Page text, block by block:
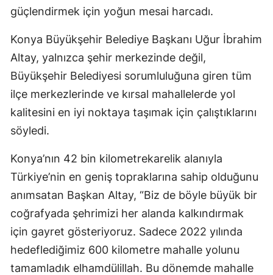
Eskişehir
Gaziantep
Giresun
Gümüşhane
Hakkari
Isparta
Mersin
İstanbul
İzmir
Kars
güçlendirmek için yoğun mesai harcadı.
Konya Büyükşehir Belediye Başkanı Uğur İbrahim
Altay, yalnızca şehir merkezinde değil,
Büyükşehir Belediyesi sorumluluğuna giren tüm
ilçe merkezlerinde ve kırsal mahallelerde yol
kalitesini en iyi noktaya taşımak için çalıştıklarını
söyledi.
Konya’nın 42 bin kilometrekarelik alanıyla
Türkiye’nin en geniş topraklarına sahip olduğunu
anımsatan Başkan Altay, “Biz de böyle büyük bir
coğrafyada şehrimizi her alanda kalkındırmak
için gayret gösteriyoruz. Sadece 2022 yılında
hedeflediğimiz 600 kilometre mahalle yolunu
tamamladık elhamdülillah. Bu dönemde mahalle